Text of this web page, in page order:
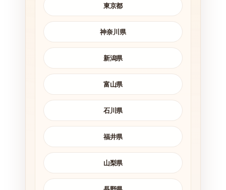
東京都
神奈川県
新潟県
富山県
石川県
福井県
山梨県